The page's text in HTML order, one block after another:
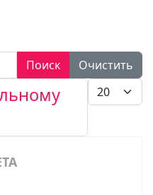
Поиск
Очистить
Кол-во